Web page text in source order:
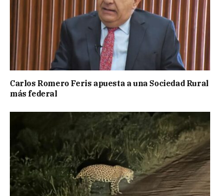
Carlos Romero Feris apuesta a una Sociedad Rural
más federal